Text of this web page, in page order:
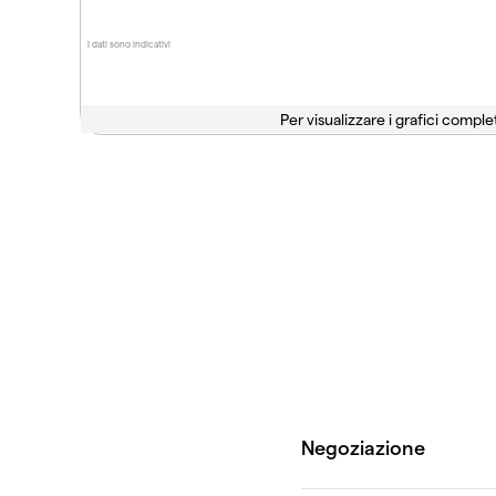
I dati sono indicativi
Per visualizzare i grafici